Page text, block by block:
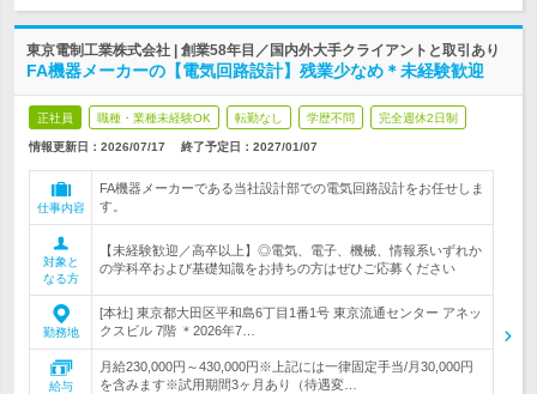
東京電制工業株式会社 | 創業58年目／国内外大手クライアントと取引あり
FA機器メーカーの【電気回路設計】残業少なめ＊未経験歓迎
正社員 職種・業種未経験OK 転勤なし 学歴不問 完全週休2日制
情報更新日：2026/07/17 終了予定日： 2027/01/07
仕事内容
FA機器メーカーである当社設計部での電気回路設計をお任せしま
す。
対象と
なる方
【未経験歓迎／高卒以上】◎電気、電子、機械、情報系いずれか
の学科卒および基礎知識をお持ちの方はぜひご応募ください
勤務地
[本社] 東京都大田区平和島6丁目1番1号 東京流通センター アネッ
クスビル 7階 ＊2026年7…
給与
月給230,000円～430,000円※上記には一律固定手当/月30,000円
を含みます※試用期間3ヶ月あり（待遇変…